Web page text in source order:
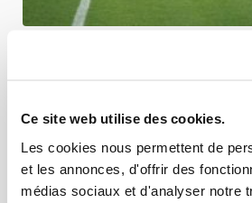
Ce site web utilise des cookies.
Les cookies nous permettent de
et les annonces, d'offrir des
médias sociaux et d'analyser notre
TROUVER LA FAILLE
Les Servettiens accueillent Grasshopper
20h30 dans le cadre de la troisième journée